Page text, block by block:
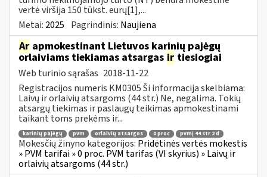
vertė viršija 150 tūkst. eurų[1],...
Metai: 2025 Pagrindinis: Naujiena
Ar apmokestinant Lietuvos karinių pajėgų
orlaiviams tiekiamas atsargas ir tiesiogiai
Web turinio sąrašas 2018-11-22
Registracijos numeris KM0305 Ši informacija skelbiama:
Laivų ir orlaivių atsargoms (44 str.) Ne, negalima. Tokių
atsargų tiekimas ir paslaugų teikimas apmokestinami
taikant toms prekėms ir...
karinių pajėgų pvm orlaivių atsargos 0 proc pvmį 44 str 2 d
Mokesčių žinyno kategorijos: Pridėtinės vertės mokestis
» PVM tarifai » 0 proc. PVM tarifas (VI skyrius) » Laivų ir
orlaivių atsargoms (44 str.)